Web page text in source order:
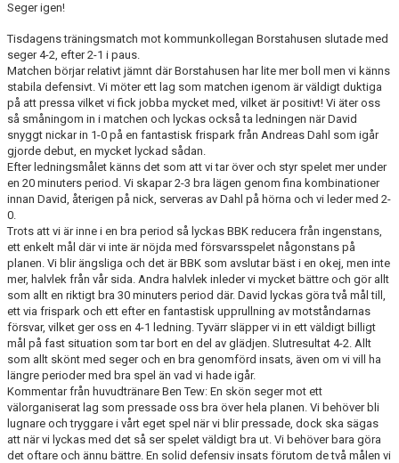
Seger igen!
Tisdagens träningsmatch mot kommunkollegan Borstahusen slutade med
seger 4-2, efter 2-1 i paus.
Matchen börjar relativt jämnt där Borstahusen har lite mer boll men vi känns
stabila defensivt. Vi möter ett lag som matchen igenom är väldigt duktiga
på att pressa vilket vi fick jobba mycket med, vilket är positivt! Vi äter oss
så småningom in i matchen och lyckas också ta ledningen när David
snyggt nickar in 1-0 på en fantastisk frispark från Andreas Dahl som igår
gjorde debut, en mycket lyckad sådan.
Efter ledningsmålet känns det som att vi tar över och styr spelet mer under
en 20 minuters period. Vi skapar 2-3 bra lägen genom fina kombinationer
innan David, återigen på nick, serveras av Dahl på hörna och vi leder med 2-
0.
Trots att vi är inne i en bra period så lyckas BBK reducera från ingenstans,
ett enkelt mål där vi inte är nöjda med försvarsspelet någonstans på
planen. Vi blir ängsliga och det är BBK som avslutar bäst i en okej, men inte
mer, halvlek från vår sida. Andra halvlek inleder vi mycket bättre och gör allt
som allt en riktigt bra 30 minuters period där. David lyckas göra två mål till,
ett via frispark och ett efter en fantastisk upprullning av motståndarnas
försvar, vilket ger oss en 4-1 ledning. Tyvärr släpper vi in ett väldigt billigt
mål på fast situation som tar bort en del av glädjen. Slutresultat 4-2. Allt
som allt skönt med seger och en bra genomförd insats, även om vi vill ha
längre perioder med bra spel än vad vi hade igår.
Kommentar från huvudtränare Ben Tew: En skön seger mot ett
välorganiserat lag som pressade oss bra över hela planen. Vi behöver bli
lugnare och tryggare i vårt eget spel när vi blir pressade, dock ska sägas
att när vi lyckas med det så ser spelet väldigt bra ut. Vi behöver bara göra
det oftare och ännu bättre. En solid defensiv insats förutom de två målen vi